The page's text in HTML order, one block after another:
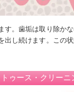
。歯垢は取り除か
し続けます。この
ゥース・クリーニ